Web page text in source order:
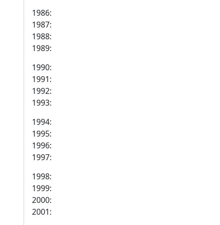
1986:
1987:
1988:
1989:
1990:
1991:
1992:
1993:
1994:
1995:
1996:
1997:
1998:
1999:
2000:
2001: